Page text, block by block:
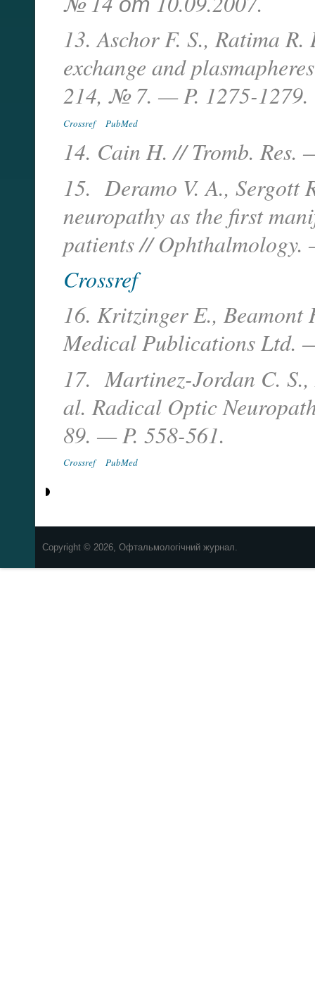
13. Aschor F. S., Ratima
exchange and
214, № 7. — P. 1275-1279.
Crossref PubMed
14. Cain H. // Tromb.
15. Deramo V. A., Sergott
neuropathy as the first
patients //
Crossref
16. Kritzinger E.,
Medical Publications Ltd.
17. Martinez-Jordan C. S.,
al. Radical Optic
89. — P. 558-561.
Crossref PubMed
Copyright © 2026, Офтальмологічний журнал.